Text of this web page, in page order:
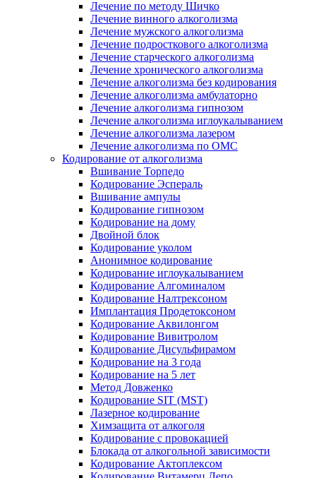
Лечение по методу Шичко
Лечение винного алкоголизма
Лечение мужского алкоголизма
Лечение подросткового алкоголизма
Лечение старческого алкоголизма
Лечение хронического алкоголизма
Лечение алкоголизма без кодирования
Лечение алкоголизма амбулаторно
Лечение алкоголизма гипнозом
Лечение алкоголизма иглоукалыванием
Лечение алкоголизма лазером
Лечение алкоголизма по ОМС
Кодирование от алкоголизма
Вшивание Торпедо
Кодирование Эспераль
Вшивание ампулы
Кодирование гипнозом
Кодирование на дому
Двойной блок
Кодирование уколом
Анонимное кодирование
Кодирование иглоукалыванием
Кодирование Алгоминалом
Кодирование Налтрексоном
Имплантация Продетоксоном
Кодирование Аквилонгом
Кодирование Вивитролом
Кодирование Дисульфирамом
Кодирование на 3 года
Кодирование на 5 лет
Метод Довженко
Кодирование SIT (MST)
Лазерное кодирование
Химзащита от алкоголя
Кодирование с провокацией
Блокада от алкогольной зависимости
Кодирование Актоплексом